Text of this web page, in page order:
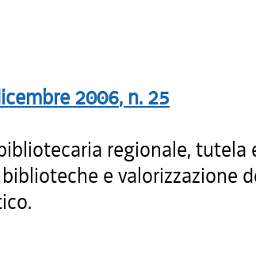
2006, n. 25
regionale, tutela
e valorizzazione